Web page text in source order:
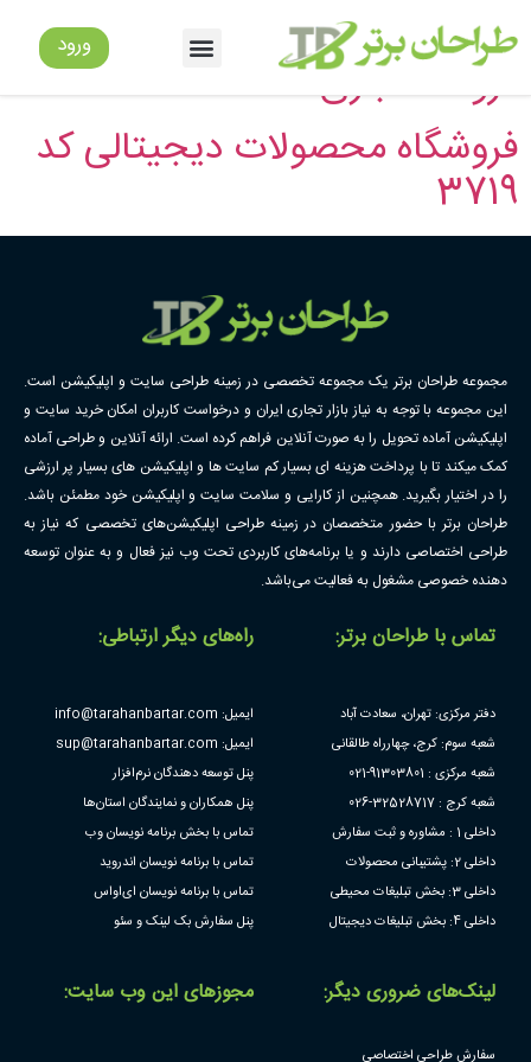
ورود
فروشگاه بازی کد 3730
فروشگاه محصولات دیجیتالی کد
3719
مجموعه طراحان برتر یک مجموعه تخصصی در زمینه طراحی سایت و اپلیکیشن است.
این مجموعه با توجه به نیاز بازار تجاری ایران و درخواست کاربران امکان خرید سایت و
اپلیکیشن آماده تحویل را به صورت آنلاین فراهم کرده است. ارائه آنلاین و طراحی آماده
کمک میکند تا با پرداخت هزینه ای بسیار کم سایت ها و اپلیکیشن های بسیار پر ارزشی
را در اختیار بگیرید. همچنین از کارایی و سلامت سایت و اپلیکیشن خود مطمئن باشد.
طراحان برتر با حضور متخصصان در زمینه طراحی اپلیکیشن‌های تخصصی که نیاز به
طراحی اختصاصی دارند و یا برنامه‌های کاربردی تحت وب نیز فعال و به عنوان توسعه
دهنده خصوصی مشغول به فعالیت می‌باشد.
تماس با طراحان برتر:
دفتر مرکزی: تهران، سعادت آباد
شعبه سوم: کرج، چهارراه طالقانی
شعبه مرکزی : 91303801-021
شعبه کرج : 32528717-026
داخلی 1 : مشاوره و ثبت سفارش
داخلی 2: پشتیبانی محصولات
داخلی 3: بخش تبلیغات محیطی
داخلی 4: بخش تبلیغات دیجیتال
راه‌های دیگر ارتباطی:
ایمیل: info@tarahanbartar.com
ایمیل: sup@tarahanbartar.com
پنل توسعه دهندگان نرم‌افزار
پنل همکاران و نمایندگان استان‌ها
تماس با بخش برنامه نویسان وب
تماس با برنامه نویسان اندروید
تماس با برنامه نویسان ای‌او‌اس
پنل سفارش بک لینک و سئو
لینک‌های ضروری دیگر:
سفارش طراحی اختصاصی
مجوز‌های این وب سایت: